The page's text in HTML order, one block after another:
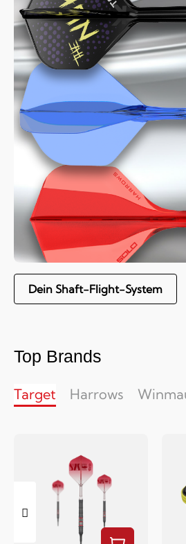
Dein Shaft-Flight-System
Top Brands
Target Harrows
Finden Sie Die Perfekten